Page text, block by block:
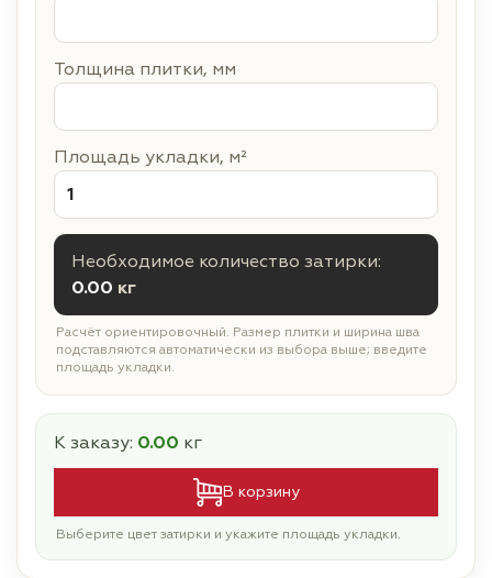
Толщина плитки, мм
Площадь укладки, м²
Необходимое количество затирки:
0.00 кг
Расчёт ориентировочный. Размер плитки и ширина шва
подставляются автоматически из выбора выше; введите
площадь укладки.
К заказу: 0.00 кг
В корзину
Выберите цвет затирки и укажите площадь укладки.